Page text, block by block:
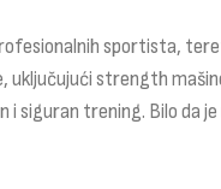
sportista,
strength
siguran trening. Bilo da